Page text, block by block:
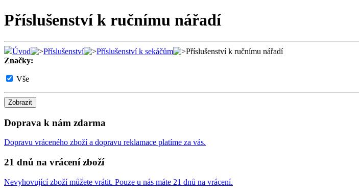
Příslušenství k ručnímu nářadí
Úvod Příslušenství Příslušenství k sekáčům
Příslušenství k ručnímu nářadí
Značky:
Vše
Zobrazit
Doprava k nám zdarma
Dopravu vráceného zboží a dopravu reklamace platíme za vás.
21 dnů na vrácení zboží
Nevyhovující zboží můžete vrátit. Pouze u nás máte 21 dnů na vrácení.